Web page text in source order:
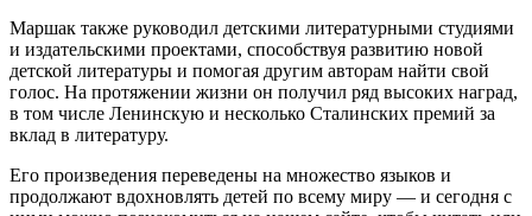
Маршак также руководил детскими литературными студиями
и издательскими проектами, способствуя развитию новой
детской литературы и помогая другим авторам найти свой
голос. На протяжении жизни он получил ряд высоких наград,
в том числе Ленинскую и несколько Сталинских премий за
вклад в литературу.
Его произведения переведены на множество языков и
продолжают вдохновлять детей по всему миру — и сегодня с